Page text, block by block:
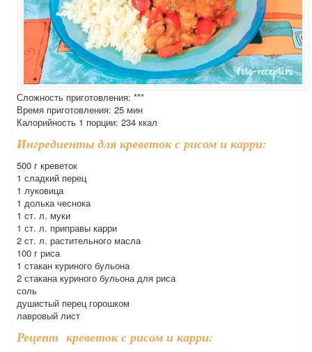
Сложность приготовления: ***
Время приготовления: 25 мин
Калорийность 1 порции: 234 ккал
Ингредиенты для креветок с рисом и карри:
500 г креветок
1 сладкий перец
1 луковица
1 долька чеснока
1 ст. л. муки
1 ст. л. приправы карри
2 ст. л. растительного масла
100 г риса
1 стакан куриного бульона
2 стакана куриного бульона для риса
соль
душистый перец горошком
лавровый лист
Рецепт креветок с рисом и карри: